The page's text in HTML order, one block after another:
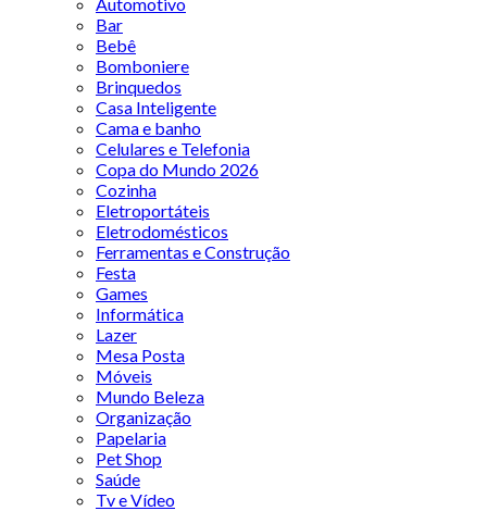
Bar
Bebê
Bomboniere
Brinquedos
Casa Inteligente
Cama e banho
Celulares e Telefonia
Copa do Mundo 2026
Cozinha
Eletroportáteis
Eletrodomésticos
Ferramentas e Construção
Festa
Games
Informática
Lazer
Mesa Posta
Móveis
Mundo Beleza
Organização
Papelaria
Pet Shop
Saúde
Tv e Vídeo